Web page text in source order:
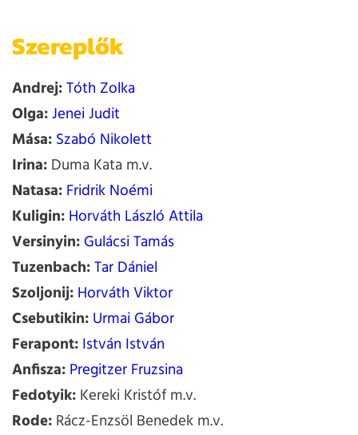
Szereplők
Andrej:Tóth Zolka
Olga:Jenei Judit
Mása:Szabó Nikolett
Irina:Duma Kata m.v.
Natasa:Fridrik Noémi
Kuligin:Horváth László Attila
Versinyin:Gulácsi Tamás
Tuzenbach:Tar Dániel
Szoljonij:Horváth Viktor
Csebutikin:Urmai Gábor
Ferapont:István István
Anfisza:Pregitzer Fruzsina
Fedotyik:Kereki Kristóf m.v.
Rode:Rácz-Enzsöl Benedek m.v.